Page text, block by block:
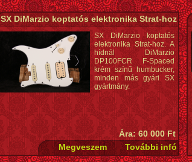
SX DiMarzio koptatós elektronika Strat-hoz
SX DiMarzio koptatós
elektronika Strat-hoz. A
hídnál DiMarzio
DP100FCR F-Spaced
krém színű humbucker,
minden más gyári SX
gyártmány.
Ára: 60 000 Ft